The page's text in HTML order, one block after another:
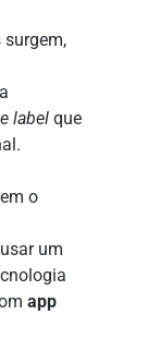
label que
o
um
app